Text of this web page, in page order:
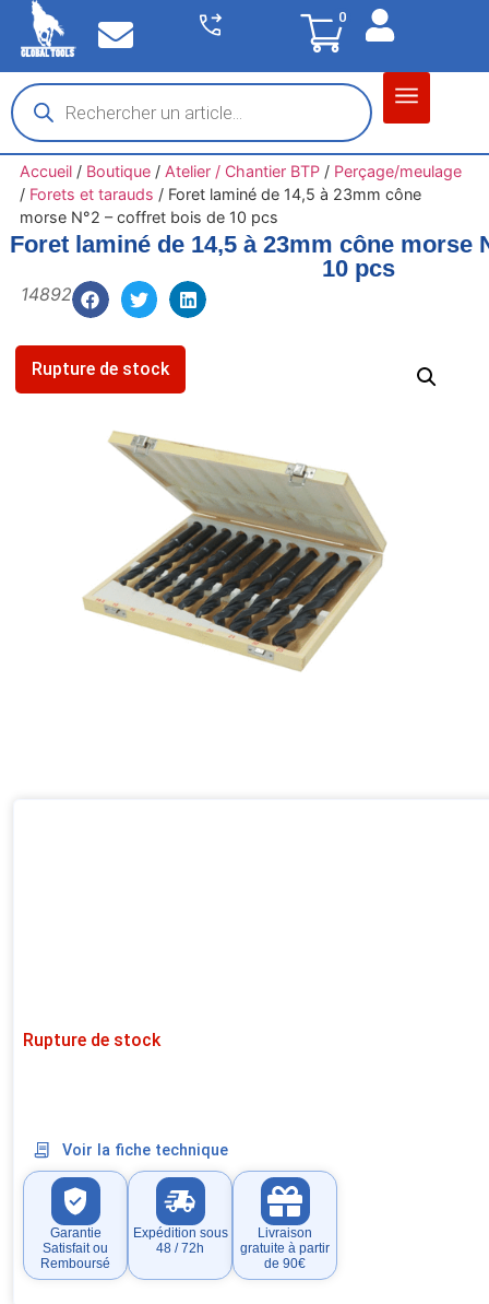
0
Accueil/ Boutique/ Atelier / Chantier BTP/ Perçage/meulage
/ Forets et tarauds / Foret laminé de 14,5 à 23mm cône
morse N°2 – coffret bois de 10 pcs
Rupture de stock
Foret laminé de 14,5 à 23mm cône morse
10 pcs
14892
Rupture de stock
Voir la fiche technique
Garantie
Satisfait ou
Remboursé
Expédition sous
48 / 72h
Livraison
gratuite à partir
de 90€